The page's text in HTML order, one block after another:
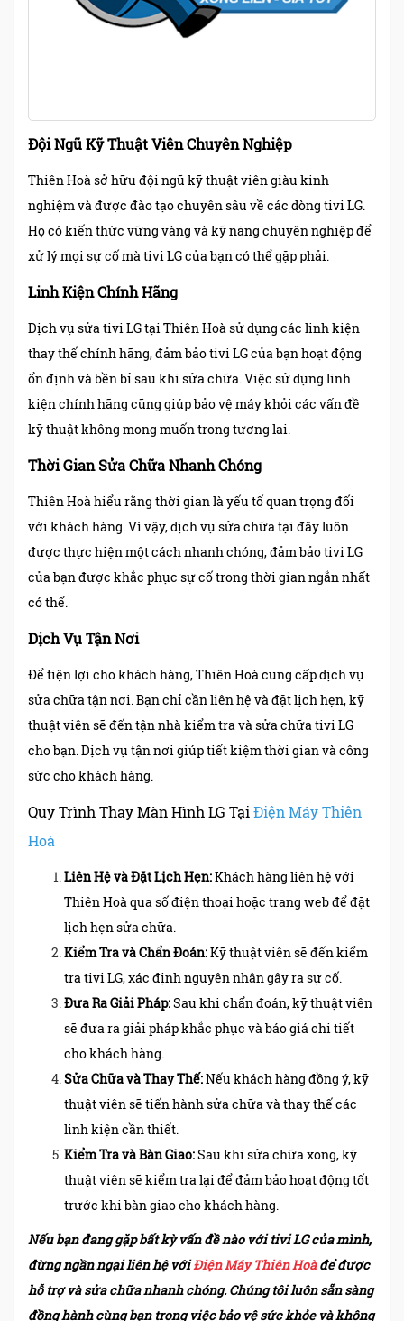
Đội Ngũ Kỹ Thuật Viên Chuyên Nghiệp
Thiên Hoà sở hữu đội ngũ kỹ thuật viên giàu kinh
nghiệm và được đào tạo chuyên sâu về các dòng tivi LG.
Họ có kiến thức vững vàng và kỹ năng chuyên nghiệp để
xử lý mọi sự cố mà tivi LG của bạn có thể gặp phải.
Linh Kiện Chính Hãng
Dịch vụ sửa tivi LG tại Thiên Hoà sử dụng các linh kiện
thay thế chính hãng, đảm bảo tivi LG của bạn hoạt động
ổn định và bền bỉ sau khi sửa chữa. Việc sử dụng linh
kiện chính hãng cũng giúp bảo vệ máy khỏi các vấn đề
kỹ thuật không mong muốn trong tương lai.
Thời Gian Sửa Chữa Nhanh Chóng
Thiên Hoà hiểu rằng thời gian là yếu tố quan trọng đối
với khách hàng. Vì vậy, dịch vụ sửa chữa tại đây luôn
được thực hiện một cách nhanh chóng, đảm bảo tivi LG
của bạn được khắc phục sự cố trong thời gian ngắn nhất
có thể.
Dịch Vụ Tận Nơi
Để tiện lợi cho khách hàng, Thiên Hoà cung cấp dịch vụ
sửa chữa tận nơi. Bạn chỉ cần liên hệ và đặt lịch hẹn, kỹ
thuật viên sẽ đến tận nhà kiểm tra và sửa chữa tivi LG
cho bạn. Dịch vụ tận nơi giúp tiết kiệm thời gian và công
sức cho khách hàng.
Quy Trình Thay Màn Hình LG Tại Điện Máy Thiên
Hoà
Liên Hệ và Đặt Lịch Hẹn:Khách hàng liên hệ với
Thiên Hoà qua số điện thoại hoặc trang web để đặt
lịch hẹn sửa chữa.
Kiểm Tra và Chẩn Đoán:Kỹ thuật viên sẽ đến kiểm
tra tivi LG, xác định nguyên nhân gây ra sự cố.
Đưa Ra Giải Pháp:Sau khi chẩn đoán, kỹ thuật viên
sẽ đưa ra giải pháp khắc phục và báo giá chi tiết
cho khách hàng.
Sửa Chữa và Thay Thế:Nếu khách hàng đồng ý, kỹ
thuật viên sẽ tiến hành sửa chữa và thay thế các
linh kiện cần thiết.
Kiểm Tra và Bàn Giao:Sau khi sửa chữa xong, kỹ
thuật viên sẽ kiểm tra lại để đảm bảo hoạt động tốt
trước khi bàn giao cho khách hàng.
Nếu bạn đang gặp bất kỳ vấn đề nào với tivi LGcủa mình,
đừng ngần ngại liên hệ vớiĐiện Máy Thiên Hoàđể được
hỗ trợ và sửa chữa nhanh chóng. Chúng tôi luôn sẵn sàng
đồng hành cùng bạn trong việc bảo vệ sức khỏe và không